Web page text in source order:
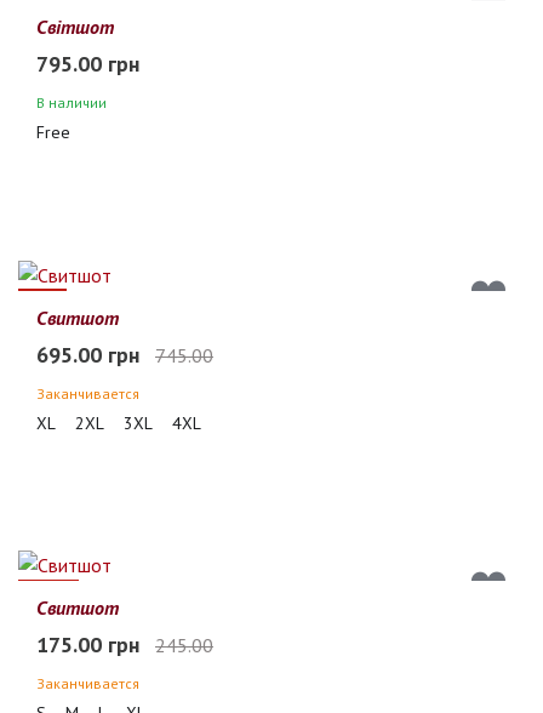
Світшот
795.00 грн
В наличии
Free
7%
Свитшот
695.00 грн 745.00
Заканчивается
XL 2XL 3XL 4XL
29%
Свитшот
175.00 грн 245.00
Заканчивается